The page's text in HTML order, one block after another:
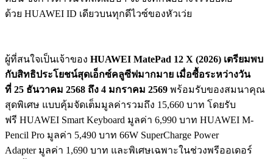
ด้วย HUAWEI ID เดียวบนทุกดีไวซ์ของหัวเว่ย
ผู้ที่สนใจเป็นเจ้าของ HUAWEI MatePad 12 X (2026) เตรียมพบ
กับสิทธิประโยชน์สุดเอ็กซ์คลูซีฟมากมาย เมื่อซื้อระหว่างวัน
ที่ 25 ธันวาคม 2568 ถึง 4 มกราคม 2569 พร้อมรับของสมนาคุณ
สุดพิเศษ แบบคุ้มจัดเต็มมูลค่ารวมถึง 15,660 บาท โดยรับ
ฟรี HUAWEI Smart Keyboard มูลค่า 6,990 บาท HUAWEI M-
Pencil Pro มูลค่า 5,490 บาท 66W SuperCharge Power
Adapter มูลค่า 1,690 บาท และพิเศษเฉพาะในช่วงพรีออเดอร์